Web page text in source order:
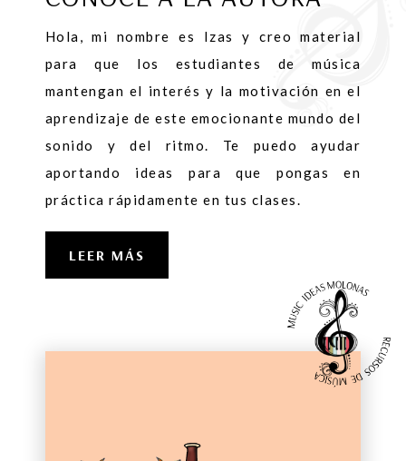
Hola, mi nombre es Izas y creo material
para que los estudiantes de música
mantengan el interés y la motivación en el
aprendizaje de este emocionante mundo del
sonido y del ritmo. Te puedo ayudar
aportando ideas para que pongas en
práctica rápidamente en tus clases.
LEER MÁS